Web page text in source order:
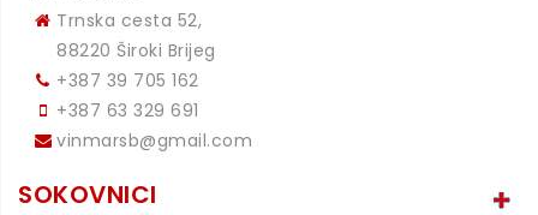
Trnska cesta 52,
88220 Široki Brijeg
+387 39 705 162
+387 63 329 691
vinmarsb@gmail.com
SOKOVNICI